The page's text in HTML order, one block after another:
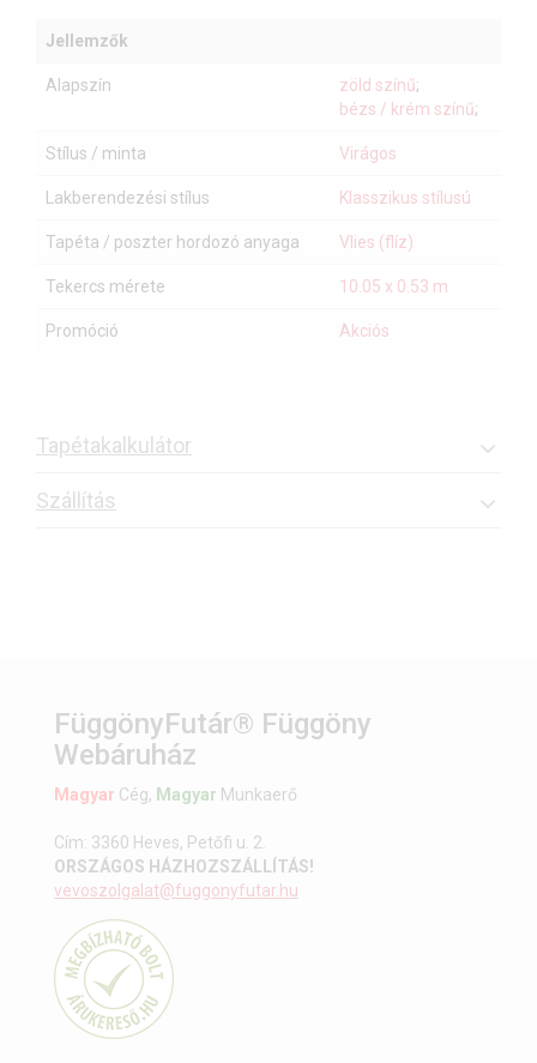
Jellemzők
Alapszín zöld színű;
bézs / krém színű;
Stílus / minta Virágos
Lakberendezési stílus Klasszikus stílusú
Tapéta / poszter hordozó anyaga Vlies (flíz)
Tekercs mérete 10.05 x 0.53 m
Promóció Akciós
Tapétakalkulátor
Szállítás
FüggönyFutár® Függöny
Webáruház
Magyar Cég, Magyar Munkaerő
Cím: 3360 Heves, Petőfi u. 2.
ORSZÁGOS HÁZHOZSZÁLLÍTÁS!
vevoszolgalat@fuggonyfutar.hu